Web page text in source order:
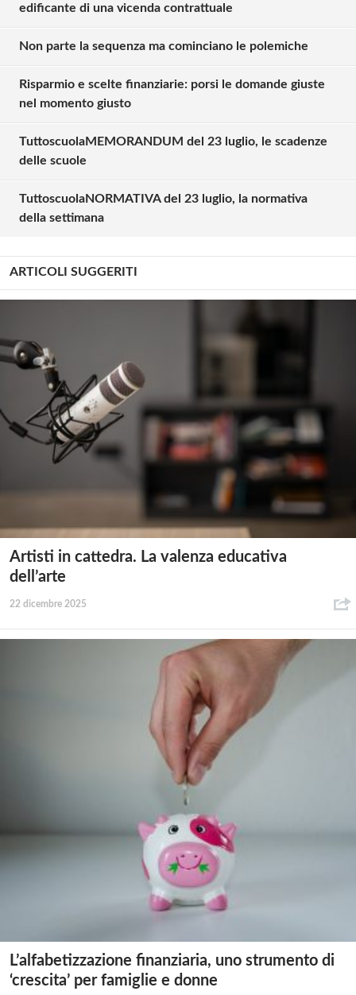
edificante di una vicenda contrattuale
Non parte la sequenza ma cominciano le polemiche
Risparmio e scelte finanziarie: porsi le domande giuste
nel momento giusto
TuttoscuolaMEMORANDUM del 23 luglio, le scadenze
delle scuole
TuttoscuolaNORMATIVA del 23 luglio, la normativa
della settimana
ARTICOLI SUGGERITI
Artisti in cattedra. La valenza educativa
dell’arte
22 dicembre 2025
L’alfabetizzazione finanziaria, uno strumento di
‘crescita’ per famiglie e donne